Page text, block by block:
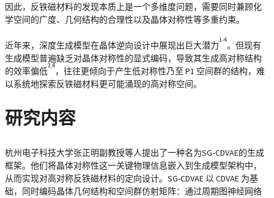
因此，反铁磁材料的发现本质上是一个多维度问题，需要同时兼顾化
学空间的广度、几何结构的合理性以及晶体对称性等多重约束。
近年来，深度生成模型在晶体逆向设计中展现出巨大潜力
1-4
。但现有
生成模型普遍缺乏对晶体对称性的显式编码，导致其生成高对称结构
的效率偏低
3,4
，往往更倾向于产生低对称性乃至 P1 空间群的结构，难
以系统地探索反铁磁材料更可能涌现的高对称空间。
研究内容
杭州电子科技大学张正明副教授等人提出了一种名为SG‑CDVAE的生成
框架。他们将晶体对称性这一关键物理信息嵌入到生成模型架构中，
从而实现对高对称反铁磁材料的定向设计。SG-CDVAE 以 CDVAE 为基
础，同时编码晶体几何结构和空间群仿射矩阵：通过周期图神经网络